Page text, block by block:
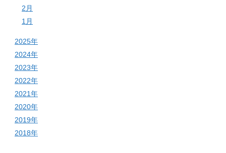
2月
1月
2025年
2024年
2023年
2022年
2021年
2020年
2019年
2018年